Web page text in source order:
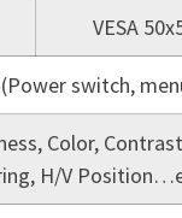
VESA
switch,
Color,
H/V